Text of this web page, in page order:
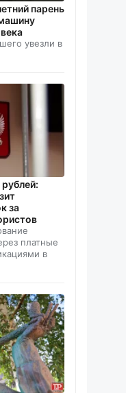
парень
увезли в
за
платные
в